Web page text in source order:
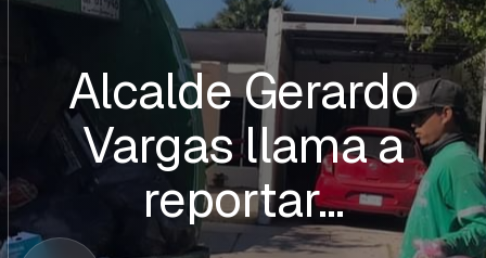
Alcalde Gerardo
Vargas llama a
reportar…